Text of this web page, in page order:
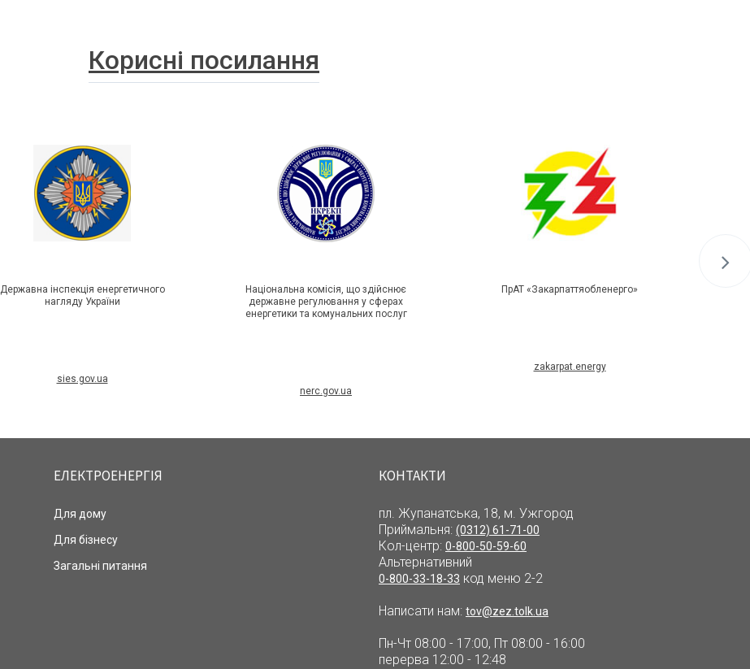
Корисні посилання
Державна інспекція енергетичного
нагляду України
sies.gov.ua
Національна комісія, що здійснює
державне регулювання у сферах
енергетики та комунальних послуг
nerc.gov.ua
ПрАТ «Закарпаттяобленерго»
zakarpat.energy
ЕЛЕКТРОЕНЕРГІЯ
Для дому
Для бізнесу
Загальні питання
КОНТАКТИ
пл. Жупанатська, 18, м. Ужгород
Приймальня: (0312) 61-71-00
Кол-центр: 0-800-50-59-60
Альтернативний
0-800-33-18-33 код меню 2-2
Написати нам: tov@zez.tolk.ua
Пн-Чт 08:00 - 17:00, Пт 08:00 - 16:00
перерва 12:00 - 12:48